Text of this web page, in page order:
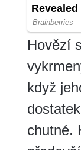
Hovězí
když
chutné.